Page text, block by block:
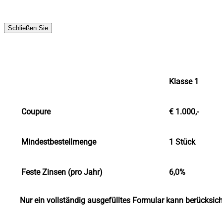
Schließen Sie
Klasse 1
Coupure € 1.000,-
Mindestbestellmenge 1 Stück
Feste Zinsen (pro Jahr) 6,0%
Nur ein vollständig ausgefülltes Formular kann